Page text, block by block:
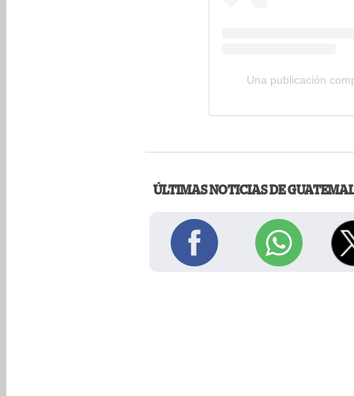
Una publicación
ÚLTIMAS NOTICIAS DE